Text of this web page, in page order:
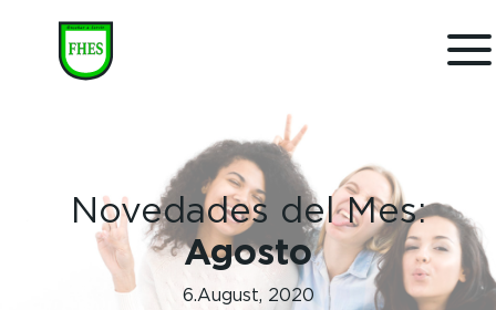
Novedades del Mes:
Agosto
6.August, 2020